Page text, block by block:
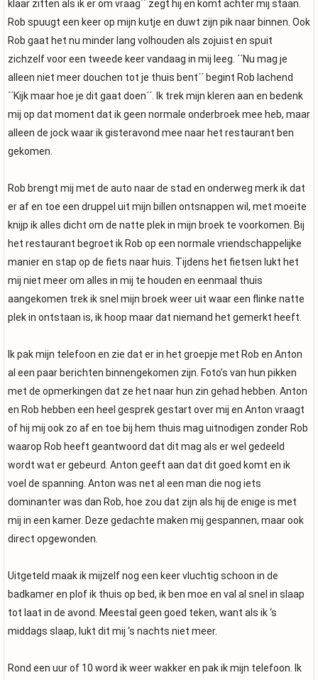
klaar zitten als ik er om vraag´´ zegt hij en komt achter mij staan.
Rob spuugt een keer op mijn kutje en duwt zijn pik naar binnen. Ook
Rob gaat het nu minder lang volhouden als zojuist en spuit
zichzelf voor een tweede keer vandaag in mij leeg. ´´Nu mag je
alleen niet meer douchen tot je thuis bent´´ begint Rob lachend
´´Kijk maar hoe je dit gaat doen´´. Ik trek mijn kleren aan en bedenk
mij op dat moment dat ik geen normale onderbroek mee heb, maar
alleen de jock waar ik gisteravond mee naar het restaurant ben
gekomen.
Rob brengt mij met de auto naar de stad en onderweg merk ik dat
er af en toe een druppel uit mijn billen ontsnappen wil, met moeite
knijp ik alles dicht om de natte plek in mijn broek te voorkomen. Bij
het restaurant begroet ik Rob op een normale vriendschappelijke
manier en stap op de fiets naar huis. Tijdens het fietsen lukt het
mij niet meer om alles in mij te houden en eenmaal thuis
aangekomen trek ik snel mijn broek weer uit waar een flinke natte
plek in ontstaan is, ik hoop maar dat niemand het gemerkt heeft.
Ik pak mijn telefoon en zie dat er in het groepje met Rob en Anton
al een paar berichten binnengekomen zijn. Foto’s van hun pikken
met de opmerkingen dat ze het naar hun zin gehad hebben. Anton
en Rob hebben een heel gesprek gestart over mij en Anton vraagt
of hij mij ook zo af en toe bij hem thuis mag uitnodigen zonder Rob
waarop Rob heeft geantwoord dat dit mag als er wel gedeeld
wordt wat er gebeurd. Anton geeft aan dat dit goed komt en ik
voel de spanning. Anton was net al een man die nog iets
dominanter was dan Rob, hoe zou dat zijn als hij de enige is met
mij in een kamer. Deze gedachte maken mij gespannen, maar ook
direct opgewonden.
Uitgeteld maak ik mijzelf nog een keer vluchtig schoon in de
badkamer en plof ik thuis op bed, ik ben moe en val al snel in slaap
tot laat in de avond. Meestal geen goed teken, want als ik ‘s
middags slaap, lukt dit mij ‘s nachts niet meer.
Rond een uur of 10 word ik weer wakker en pak ik mijn telefoon. Ik